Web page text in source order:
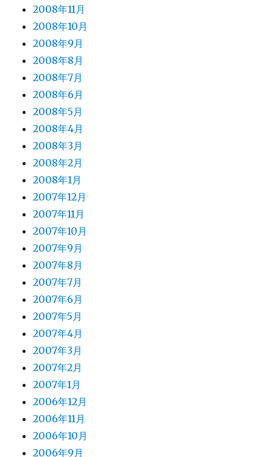
2008年11月
2008年10月
2008年9月
2008年8月
2008年7月
2008年6月
2008年5月
2008年4月
2008年3月
2008年2月
2008年1月
2007年12月
2007年11月
2007年10月
2007年9月
2007年8月
2007年7月
2007年6月
2007年5月
2007年4月
2007年3月
2007年2月
2007年1月
2006年12月
2006年11月
2006年10月
2006年9月